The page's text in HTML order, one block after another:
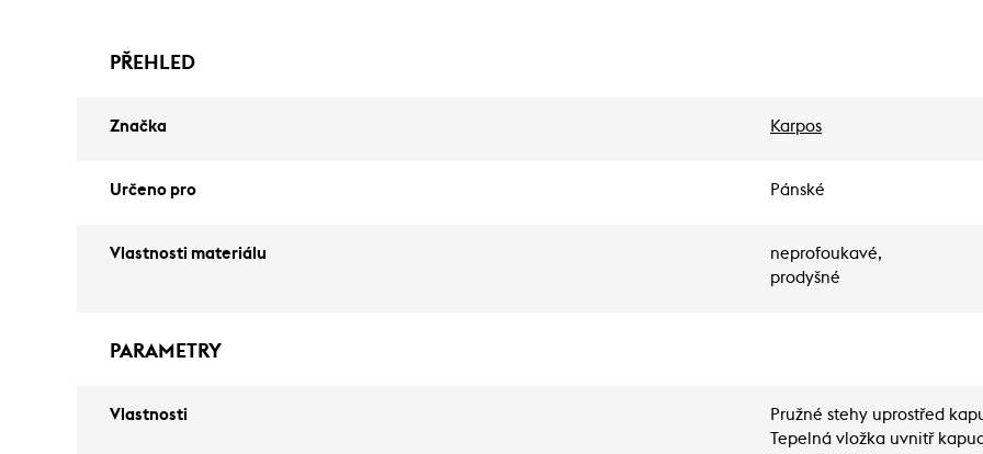
PŘEHLED
Značka Karpos
Určeno pro Pánské
Vlastnosti materiálu
neprofoukavé,
prodyšné
PARAMETRY
Vlastnosti
Pružné stehy uprostřed
Tepelná vložka uvnitř